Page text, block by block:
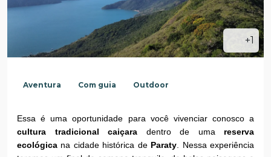
+1
Aventura Com guia Outdoor
cultura tradicional caiçara dentro de uma reserva
ecológica na cidade histórica de Paraty. Nessa experiência